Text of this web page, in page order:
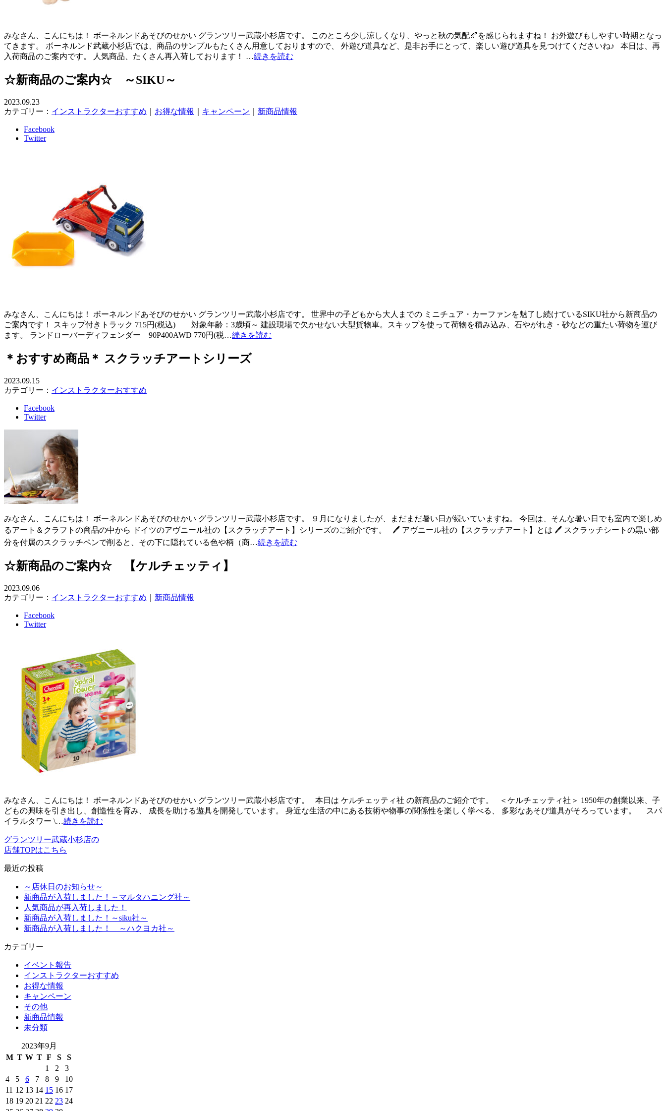
みなさん、こんにちは！ ボーネルンドあそびのせかい グランツリー武蔵小杉店です。 このところ少し涼しくなり、やっと秋の気配🍂を感じられますね！ お外遊びもしやすい時期となっ
てきます。 ボーネルンド武蔵小杉店では、商品のサンプルもたくさん用意しておりますので、 外遊び道具など、是非お手にとって、楽しい遊び道具を見つけてくださいね♪ 本日は、再
入荷商品のご案内です。 人気商品、たくさん再入荷しております！ …続きを読む
☆新商品のご案内☆ ～SIKU～
2023.09.23
カテゴリー： インストラクターおすすめ お得な情報 キャンペーン 新商品情報
Facebook
Twitter
みなさん、こんにちは！ ボーネルンドあそびのせかい グランツリー武蔵小杉店です。 世界中の子どもから大人までの ミニチュア・カーファンを魅了し続けているSIKU社から新商品の
ご案内です！ スキップ付きトラック 715円(税込) 対象年齢：3歳頃～ 建設現場で欠かせない大型貨物車。スキップを使って荷物を積み込み、石やがれき・砂などの重たい荷物を運び
ます。 ランドローバーディフェンダー 90P400AWD 770円(税…続きを読む
＊おすすめ商品＊ スクラッチアートシリーズ
2023.09.15
カテゴリー： インストラクターおすすめ
Facebook
Twitter
みなさん、こんにちは！ ボーネルンドあそびのせかい グランツリー武蔵小杉店です。 ９月になりましたが、まだまだ暑い日が続いていますね。 今回は、そんな暑い日でも室内で楽しめ
るアート＆クラフトの商品の中から ドイツのアヴニール社の【スクラッチアート】シリーズのご紹介です。 🖊 アヴニール社の【スクラッチアート】とは 🖊 スクラッチシートの黒い部
分を付属のスクラッチペンで削ると、その下に隠れている色や柄（商…続きを読む
☆新商品のご案内☆ 【ケルチェッティ】
2023.09.06
カテゴリー： インストラクターおすすめ 新商品情報
Facebook
Twitter
みなさん、こんにちは！ ボーネルンドあそびのせかい グランツリー武蔵小杉店です。 本日は ケルチェッティ社 の新商品のご紹介です。 ＜ケルチェッティ社＞ 1950年の創業以来、子
どもの興味を引き出し、創造性を育み、 成長を助ける遊具を開発しています。 身近な生活の中にある技術や物事の関係性を楽しく学べる、 多彩なあそび道具がそろっています。 スパ
イラルタワー \…続きを読む
グランツリー武蔵小杉店の
店舗TOPはこちら
最近の投稿
～店休日のお知らせ～
新商品が入荷しました！～マルタハニング社～
人気商品が再入荷しました！
新商品が入荷しました！～siku社～
新商品が入荷しました！ ～ハクヨカ社～
カテゴリー
イベント報告
インストラクターおすすめ
お得な情報
キャンペーン
その他
新商品情報
未分類
2023年9月
M T W T F S
S
1
2
3
4
5 6 7 8 9
10
11 12 13 14 15 16 17
18 19 20 21 22 23 24